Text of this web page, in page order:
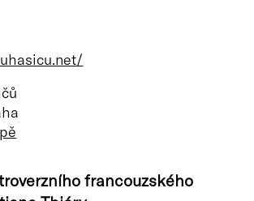
francouzského